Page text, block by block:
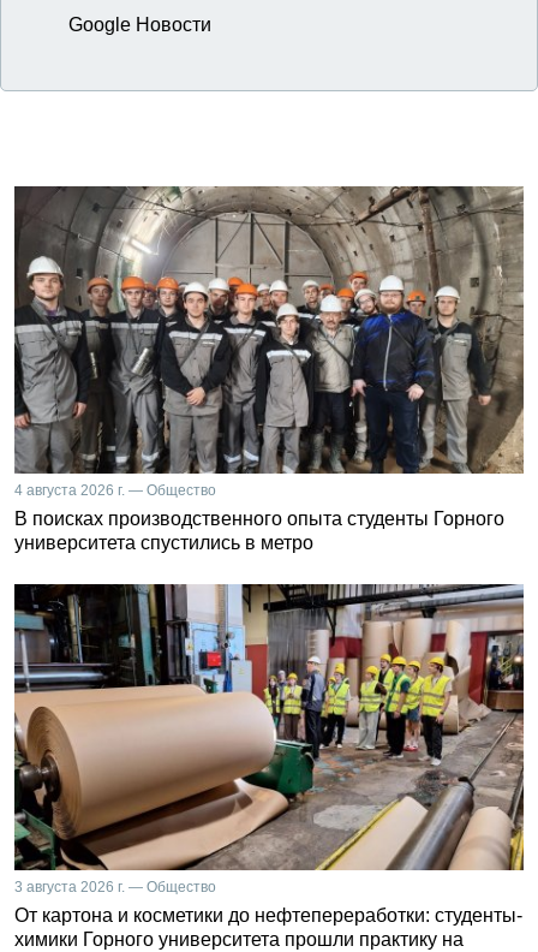
Google Новости
4 августа 2026 г. — Общество
В поисках производственного опыта студенты Горного
университета спустились в метро
3 августа 2026 г. — Общество
От картона и косметики до нефтепереработки: студенты-
химики Горного университета прошли практику на